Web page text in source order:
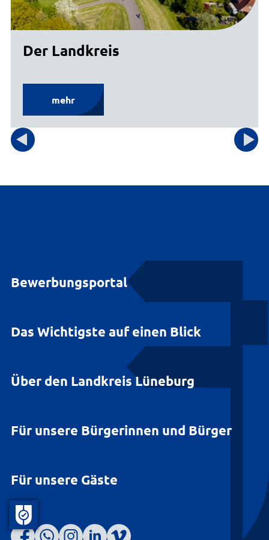
Der Landkreis
mehr
Bewerbungsportal
Das Wichtigste auf einen Blick
Über den Landkreis Lüneburg
Für unsere Bürgerinnen und Bürger
Für unsere Gäste